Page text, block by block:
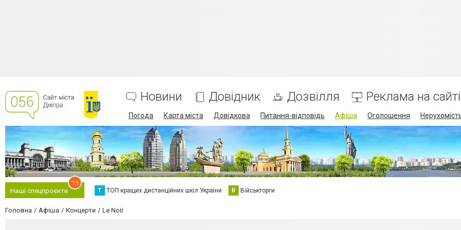
Новини Довідник Дозвілля Реклама на сайті
Погода Карта міста Довідкова Питання-відповідь Афіша Оголошення
Наші спецпроєкти
11
Т ТОП кращих дистанційних шкіл України В Військторги
Головна Афіша Концерти Le Noir